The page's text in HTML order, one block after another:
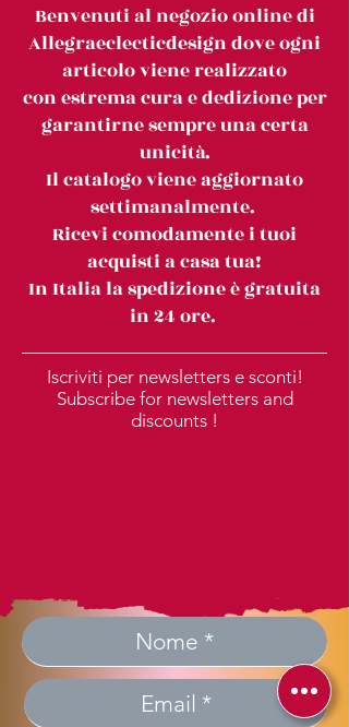
Benvenuti al negozio online di
Allegraeclecticdesign dove ogni
articolo viene realizzato
con estrema cura e dedizione per
garantirne sempre una certa
unicità.
Il catalogo viene aggiornato
settimanalmente.
Ricevi comodamente i tuoi
acquisti a casa tua!
In Italia la spedizione è gratuita
in 24 ore.
Iscriviti per newsletters e sconti!
Subscribe for newsletters and
discounts !